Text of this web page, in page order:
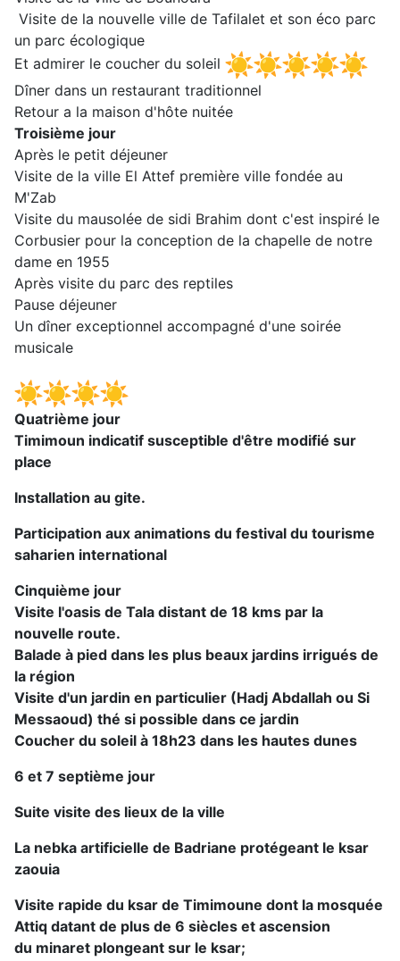
Visite de la nouvelle ville de Tafilalet et son éco parc
un parc écologique
Et admirer le coucher du soleil
Dîner dans un restaurant traditionnel
Retour a la maison d'hôte nuitée
Troisième jour
Après le petit déjeuner
Visite de la ville El Attef première ville fondée au
M'Zab
Visite du mausolée de sidi Brahim dont c'est inspiré le
Corbusier pour la conception de la chapelle de notre
dame en 1955
Après visite du parc des reptiles
Pause déjeuner
Un dîner exceptionnel accompagné d'une soirée
musicale
Quatrième jour
Timimoun indicatif susceptible d'être modifié sur
place
Installation au gite.
Participation aux animations du festival du tourisme
saharien international
Cinquième jour
Visite l'oasis de Tala distant de 18 kms par la
nouvelle route.
Balade à pied dans les plus beaux jardins irrigués de
la région
Visite d'un jardin en particulier (Hadj Abdallah ou Si
Messaoud) thé si possible dans ce jardin
Coucher du soleil à 18h23 dans les hautes dunes
6 et 7 septième jour
Suite visite des lieux de la ville
La nebka artificielle de Badriane protégeant le ksar
zaouia
Visite rapide du ksar de Timimoune dont la mosquée
Attiq datant de plus de 6 siècles et ascension
du minaret plongeant sur le ksar;